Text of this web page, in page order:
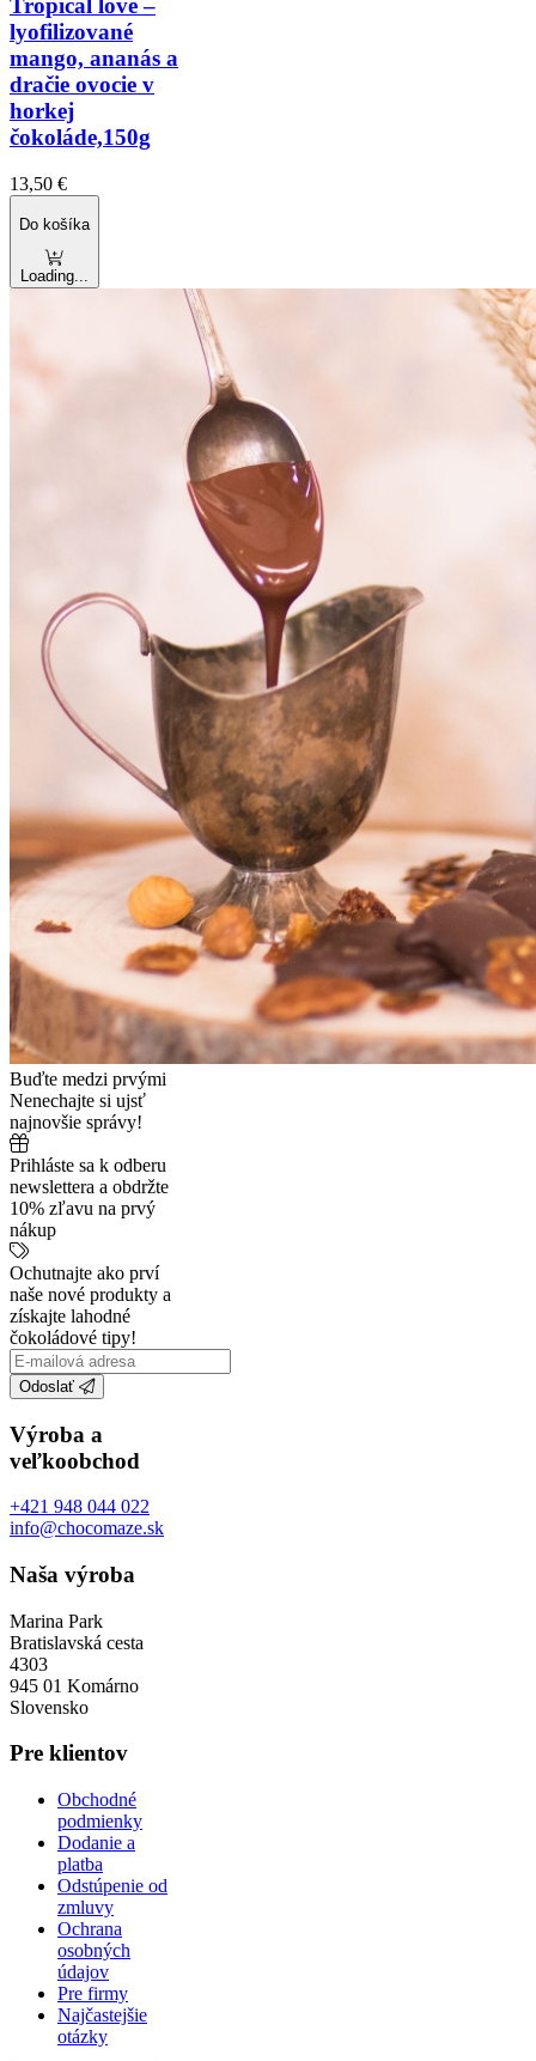
Tropical love –
lyofilizované
mango, ananás a
dračie ovocie v
horkej
čokoláde,150g
13,50 €
Do košíka
Loading...
Buďte medzi prvými
Nenechajte si ujsť
najnovšie správy!
Prihláste sa k odberu
newslettera a obdržte
10% zľavu na prvý
nákup
Ochutnajte ako prví
naše nové produkty a
získajte lahodné
čokoládové tipy!
Odoslať
Výroba a
veľkoobchod
+421 948 044 022
info@chocomaze.sk
Naša výroba
Marina Park
Bratislavská cesta
4303
945 01 Komárno
Slovensko
Pre klientov
Obchodné
podmienky
Dodanie a
platba
Odstúpenie od
zmluvy
Ochrana
osobných
údajov
Pre firmy
Najčastejšie
otázky